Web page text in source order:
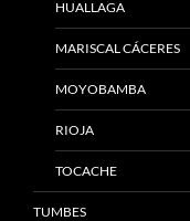
HUALLAGA
MARISCAL CÁCERES
MOYOBAMBA
RIOJA
TOCACHE
TUMBES